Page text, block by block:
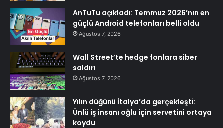
AnTuTu açıkladı: Temmuz 2026’nın en
güçlü Android telefonları belli oldu
Ağustos 7, 2026
Wall Street’te hedge fonlara siber
saldırı
Ağustos 7, 2026
Yılın düğünü İtalya’da gerçekleşti:
Ünlü iş insanı oğlu için servetini ortaya
koydu